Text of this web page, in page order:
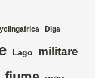
Diga
Lago militare